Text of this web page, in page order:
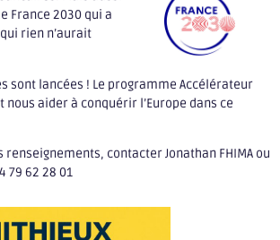
France 2030 qui a
rien n’aurait
sont lancées ! Le programme Accélérateur
nous aider à conquérir l’Europe dans ce
renseignements, contacter Jonathan FHIMA ou
79 62 28 01